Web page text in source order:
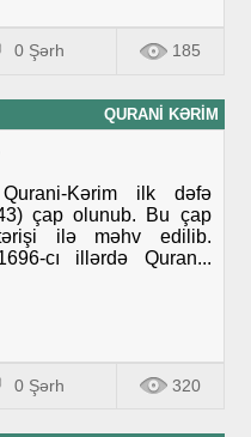
0 Şərh 185
QURANI KƏRIM
Kərim ilk dəfə
çap olunub. Bu çap
ilə məhv edilib.
cı illərdə Quran...
0 Şərh 320